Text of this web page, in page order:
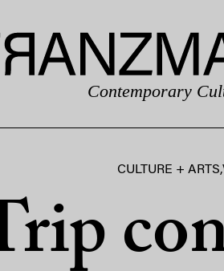
Contemporary
CULTURE + ARTS,